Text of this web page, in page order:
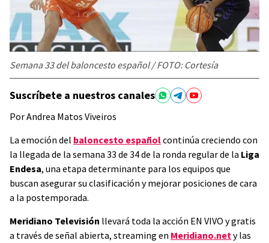
Semana 33 del baloncesto español / FOTO: Cortesía
Suscríbete a nuestros canales
Por Andrea Matos Viveiros
La emoción del baloncesto españolcontinúa creciendo con
la llegada de la semana 33 de 34 de la ronda regular de la Liga
Endesa, una etapa determinante para los equipos que
buscan asegurar su clasificación y mejorar posiciones de cara
a la postemporada.
Meridiano Televisión llevará toda la acción EN VIVO y gratis
a través de señal abierta, streaming en Meridiano.nety las